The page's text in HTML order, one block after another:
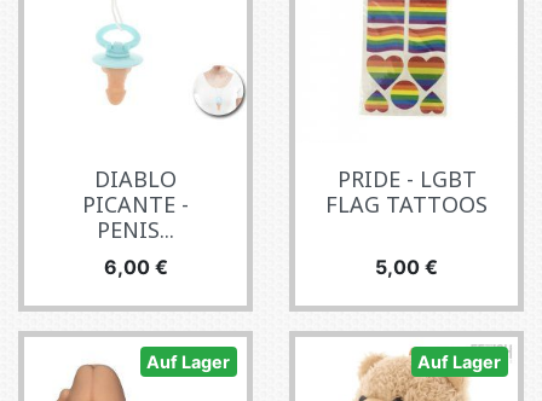
DIABLO
PICANTE -
PENIS...
Preis
6,00 €
PRIDE - LGBT
FLAG TATTOOS
Preis
5,00 €
Auf Lager Auf Lager